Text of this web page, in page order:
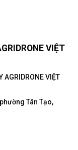
VIỆT
AGRIDRONE VIỆT
Tân Tạo,